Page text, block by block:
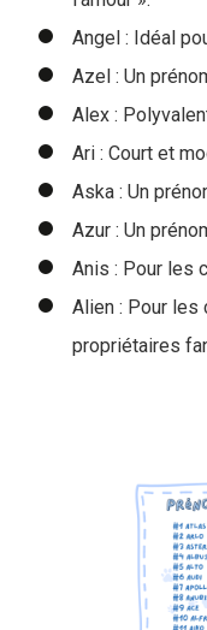
Angel : Idéal
Azel : Un
Alex :
Ari : Court et
Aska : Un
Azur : Un
Anis : Pour les
Alien : Pour les
propriétaires